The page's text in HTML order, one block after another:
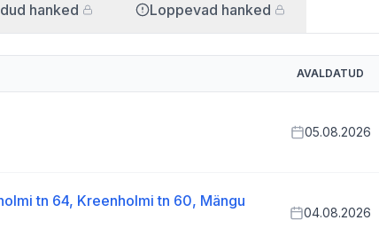
hanked Loppevad hanked
AVALDATUD
05.08.2026
tn 64, Kreenholmi tn 60, Mängu
04.08.2026